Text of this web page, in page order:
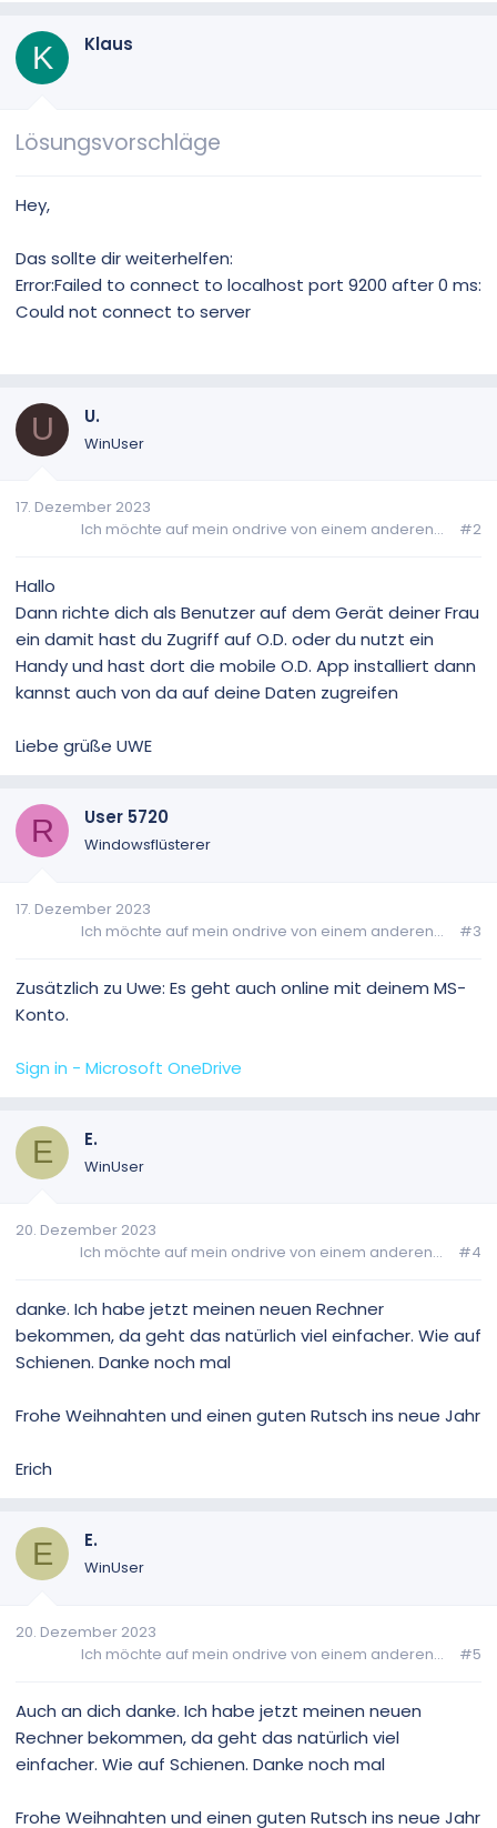
K Klaus
Lösungsvorschläge
Hey,
Das sollte dir weiterhelfen:
Error:Failed to connect to localhost port 9200 after 0 ms:
Could not connect to server
U U.
WinUser
17. Dezember 2023
Ich möchte auf mein ondrive von einem anderen...
#2
Hallo
Dann richte dich als Benutzer auf dem Gerät deiner Frau
ein damit hast du Zugriff auf O.D. oder du nutzt ein
Handy und hast dort die mobile O.D. App installiert dann
kannst auch von da auf deine Daten zugreifen
Liebe grüße UWE
R User 5720
Windowsflüsterer
17. Dezember 2023
Ich möchte auf mein ondrive von einem anderen...
#3
Zusätzlich zu Uwe: Es geht auch online mit deinem MS-
Konto.
Sign in - Microsoft OneDrive
E E.
WinUser
20. Dezember 2023
Ich möchte auf mein ondrive von einem anderen...
#4
danke. Ich habe jetzt meinen neuen Rechner
bekommen, da geht das natürlich viel einfacher. Wie auf
Schienen. Danke noch mal
Frohe Weihnahten und einen guten Rutsch ins neue Jahr
Erich
E E.
WinUser
20. Dezember 2023
Ich möchte auf mein ondrive von einem anderen...
#5
Auch an dich danke. Ich habe jetzt meinen neuen
Rechner bekommen, da geht das natürlich viel
einfacher. Wie auf Schienen. Danke noch mal
Frohe Weihnahten und einen guten Rutsch ins neue Jahr